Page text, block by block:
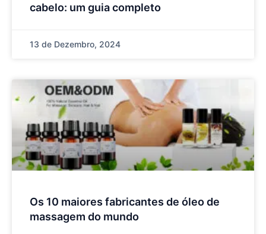
cabelo: um guia completo
13 de Dezembro, 2024
Os 10 maiores fabricantes de óleo de
massagem do mundo